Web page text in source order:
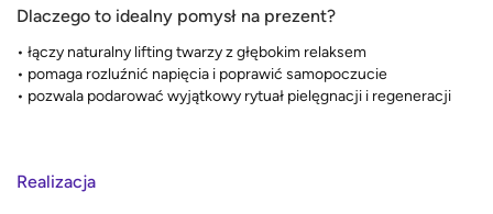
Dlaczego to idealny pomysł na prezent?
• łączy naturalny lifting twarzy z głębokim relaksem
• pomaga rozluźnić napięcia i poprawić samopoczucie
• pozwala podarować wyjątkowy rytuał pielęgnacji i regeneracji
Realizacja